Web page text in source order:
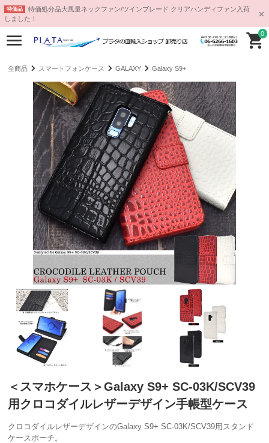
特価品
特価処分品大風量ネックファン/ツインブレード クリアハンディファン入荷
しました！
0
全商品 スマートフォンケース GALAXY Galaxy S9+
＜スマホケース＞Galaxy S9+ SC-03K/SCV39
用クロコダイルレザーデザイン手帳型ケース
クロコダイルレザーデザインのGalaxy S9+ SC-03K/SCV39用スタンド
ケースポーチ。